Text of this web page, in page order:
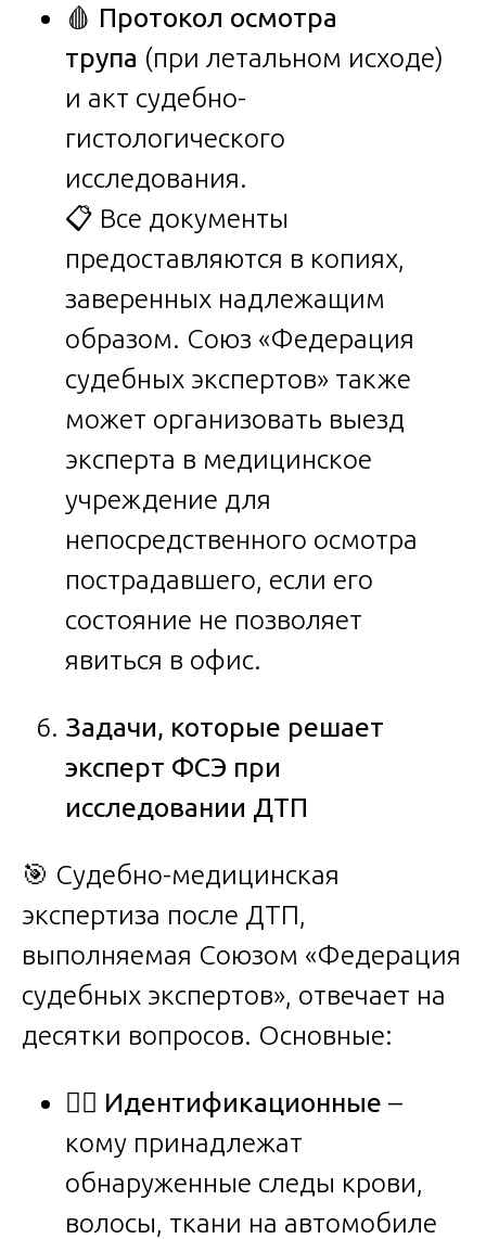
🩸 Протокол осмотра
трупа (при летальном исходе)
и акт судебно-
гистологического
исследования.
📋 Все документы
предоставляются в копиях,
заверенных надлежащим
образом. Союз «Федерация
судебных экспертов» также
может организовать выезд
эксперта в медицинское
учреждение для
непосредственного осмотра
пострадавшего, если его
состояние не позволяет
явиться в офис.
Задачи, которые решает
эксперт ФСЭ при
исследовании ДТП
🎯 Судебно-медицинская
экспертиза после ДТП,
выполняемая Союзом «Федерация
судебных экспертов», отвечает на
десятки вопросов. Основные:
🧑‍⚖️ Идентификационные –
кому принадлежат
обнаруженные следы крови,
волосы, ткани на автомобиле